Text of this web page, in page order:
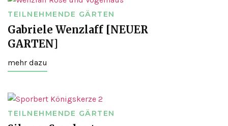
TEILNEHMENDE GÄRTEN
Gabriele Wenzlaff [NEUER
GARTEN]
mehr dazu
TEILNEHMENDE GÄRTEN